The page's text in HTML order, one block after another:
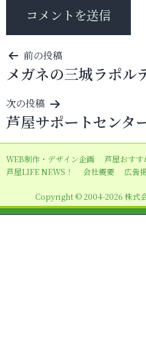
投
稿
ナ
ビ
ゲ
ー
シ
ン
前の投稿
メガネの三城ラポル
次の投稿
芦屋サポートセンタ
WEB制作・デザイン企画 芦屋おす
芦屋LIFE NEWS！
会社概要 広告
Copyright © 2004-2026 株式